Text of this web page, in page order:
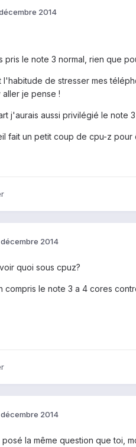
décembre 2014
pris le note 3 normal, rien que
l'habitude de stresser mes
je pense !
j'aurais aussi privilégié le note
fait un petit coup de cpu-z
décembre 2014
quoi sous cpuz?
compris le note 3 a 4 cores
décembre 2014
posé la même question que toi,